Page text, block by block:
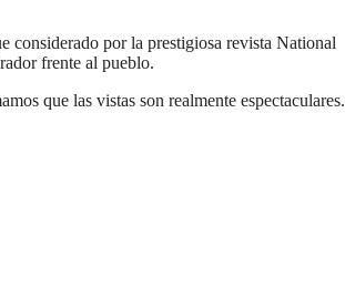
por la prestigiosa revista National
frente al pueblo.
que las vistas son realmente espectaculares.